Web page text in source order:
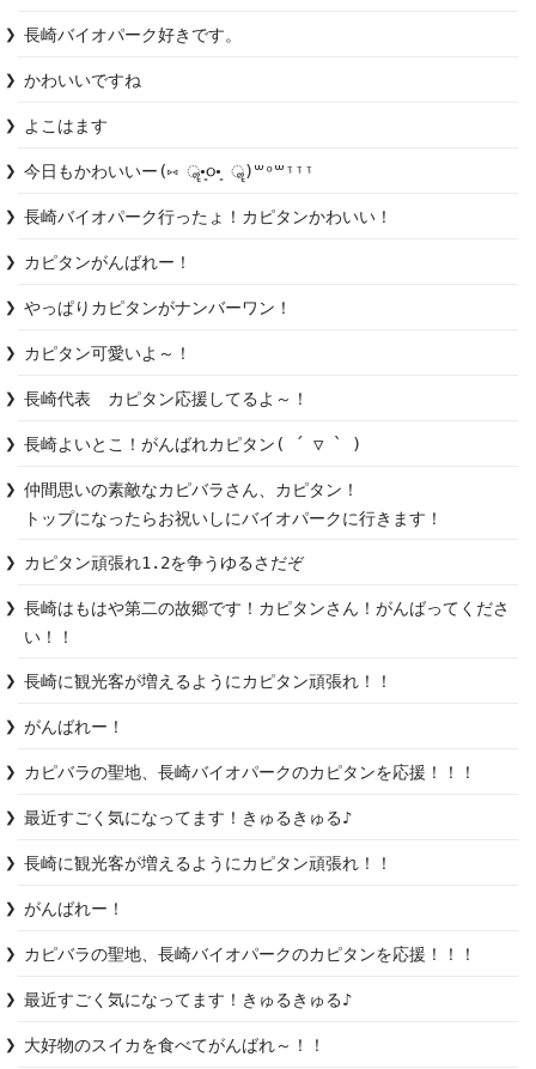
長崎バイオパーク好きです。
かわいいですね
よこはます
今日もかわいいー(⑅ ॣ•͈૦•͈ ॣ)꒳ᵒ꒳ᵎᵎᵎ
長崎バイオパーク行ったょ！カピタンかわいい！
カピタンがんばれー！
やっぱりカピタンがナンバーワン！
カピタン可愛いよ～！
長崎代表　カピタン応援してるよ～！
長崎よいとこ！がんばれカピタン( ´ ▽ ` )
仲間思いの素敵なカピバラさん、カピタン！
トップになったらお祝いしにバイオパークに行きます！
カピタン頑張れ1.2を争うゆるさだぞ
長崎はもはや第二の故郷です！カピタンさん！がんばってくださ
い！！
長崎に観光客が増えるようにカピタン頑張れ！！
がんばれー！
カピバラの聖地、長崎バイオパークのカピタンを応援！！！
最近すごく気になってます！きゅるきゅる♪
長崎に観光客が増えるようにカピタン頑張れ！！
がんばれー！
カピバラの聖地、長崎バイオパークのカピタンを応援！！！
最近すごく気になってます！きゅるきゅる♪
大好物のスイカを食べてがんばれ～！！